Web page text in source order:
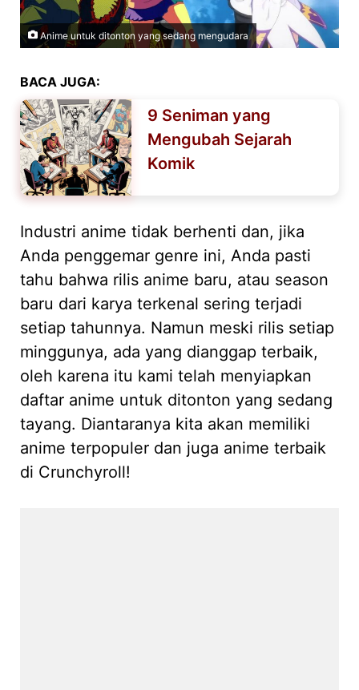
Anime untuk ditonton yang sedang mengudara
BACA JUGA:
9 Seniman yang
Mengubah Sejarah
Komik
Industri anime tidak berhenti dan, jika
Anda penggemar genre ini, Anda pasti
tahu bahwa rilis anime baru, atau season
baru dari karya terkenal sering terjadi
setiap tahunnya. Namun meski rilis setiap
minggunya, ada yang dianggap terbaik,
oleh karena itu kami telah menyiapkan
daftar anime untuk ditonton yang sedang
tayang. Diantaranya kita akan memiliki
anime terpopuler dan juga anime terbaik
di Crunchyroll!